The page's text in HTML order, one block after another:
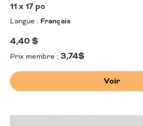
11 x 17 po
Langue : Français
4,40$
Prix membre : 3,74$
Voir